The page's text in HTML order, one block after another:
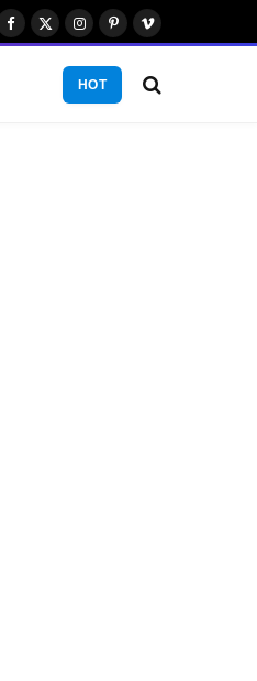
Facebook
X
Instagram
PinterestVimeo
HOT